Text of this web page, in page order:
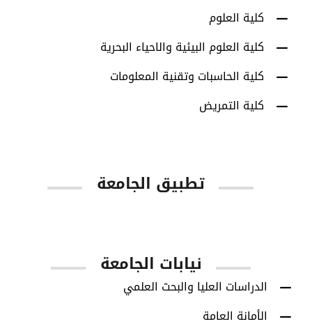
كلية العلوم
كلية العلوم البيئية والاحياء البحرية
كلية الحاسبات وتقنية المعلومات
كلية التمريض
تطبيق الجامعة
نيابات الجامعة
الدراسات العليا والبحث العلمي
الأمانة العامة